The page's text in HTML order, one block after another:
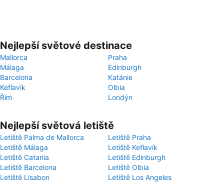
Nejlepší světové destinace
Mallorca
Praha
Málaga
Edinburgh
Barcelona
Katánie
Keflavík
Olbia
Řím
Londýn
Nejlepší světová letiště
Letiště Palma de Mallorca
Letiště Praha
Letiště Málaga
Letiště Keflavík
Letiště Catania
Letiště Edinburgh
Letiště Barcelona
Letiště Olbia
Letiště Lisabon
Letiště Los Angeles